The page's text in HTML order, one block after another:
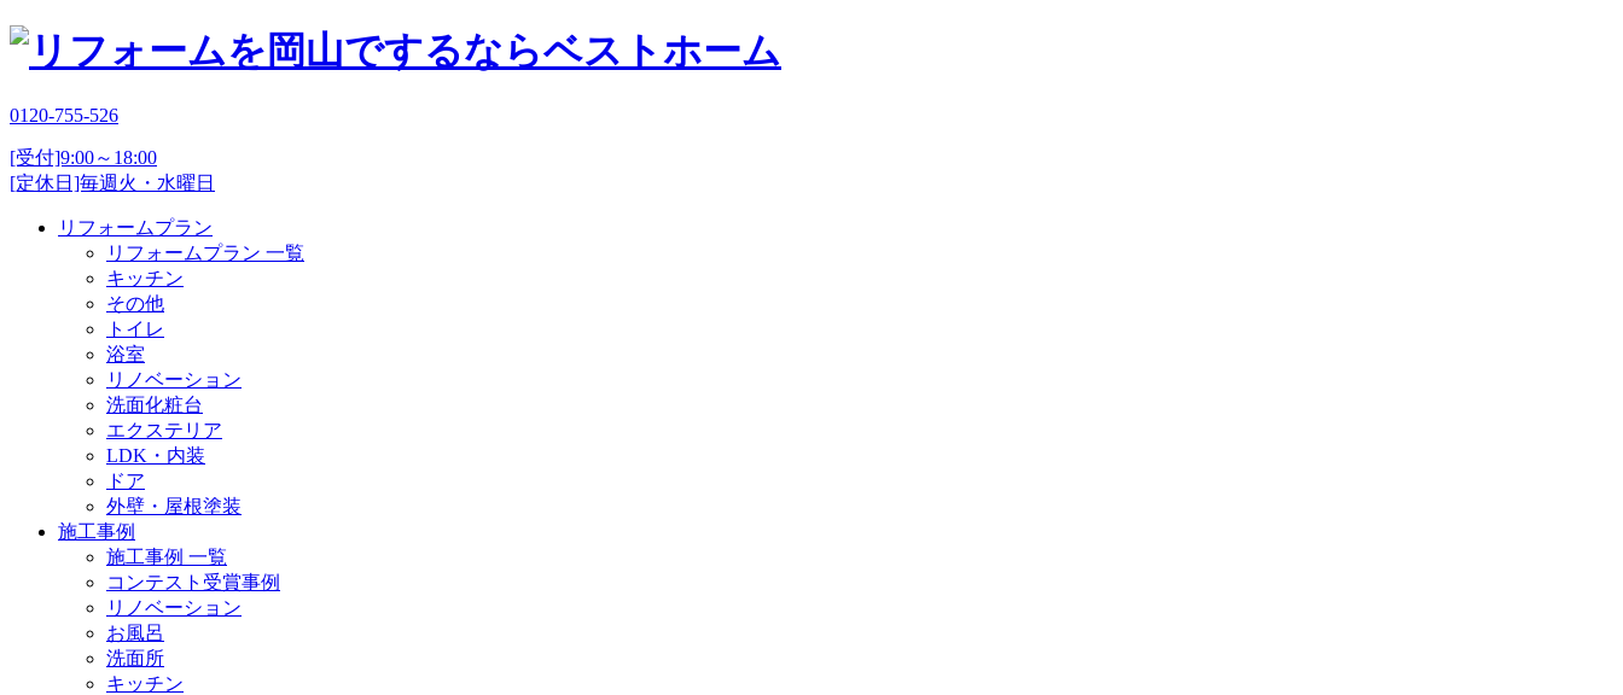
0120-755-526
[受付]9:00～18:00
[定休日]毎週火・水曜日
リフォームプラン
リフォームプラン 一覧
キッチン
その他
トイレ
浴室
リノベーション
洗面化粧台
エクステリア
LDK・内装
ドア
外壁・屋根塗装
施工事例
施工事例 一覧
コンテスト受賞事例
リノベーション
お風呂
洗面所
キッチン